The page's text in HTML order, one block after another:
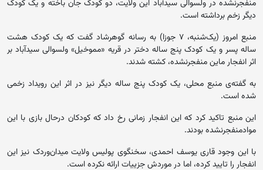
منفجرنشده در ولسوالی سیدآباد این ولایت، دو کودک جان باخته و یک کودک
دیگر زخم برداشته است.
منبع امروز (یک‌شنبه، ۷ جوزا) به رسانه گوهرشاد گفت که یک کودک هشت
ساله پسر و یک کودک پنج ساله دختر در قریه «مموخیل» ولسوالی سیدآباد بر
اثر انفجار ماین منفجرنشده، کشته شدند.
به گفته‌ی منبع محلی، یک کودک پنج ساله دیگر نیز در اثر این رویداد زخمی
شده است.
این منبع تاکید کرد که این انفجار زمانی رخ داد که کودکان درحال بازی با این
موادمنفجرنشده بودند.
با این وجود قاری یوسف احمدی، سخنگوی پولیس ولایت میدان‌وردک نیز این
انفجار را تایید کرده، اما در موردش جزییات ارائه نکرده است.